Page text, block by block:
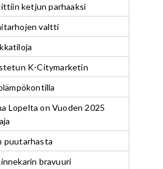
ketjun parhaaksi
valtti
K-Citymarketin
Lopelta on Vuoden 2025
puutarhasta
bravuuri